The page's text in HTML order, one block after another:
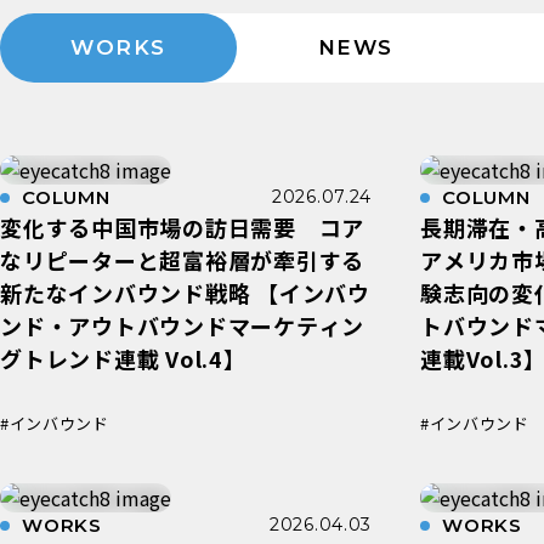
WORKS NEWS
COLUMN 2026.07.24
変化する中国市場の訪日需要 コア
なリピーターと超富裕層が牽引する
新たなインバウンド戦略 【インバウ
ンド・アウトバウンドマーケティン
グトレンド連載 Vol.4】
#インバウンド
COLUMN
長期滞在・
アメリカ
験志向の変
トバウン
連載Vol.3
#インバウンド
WORKS 2026.04.03 WORKS